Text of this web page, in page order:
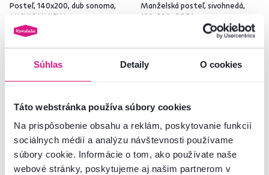
Súhlas Detaily O cookies
Táto webstránka používa súbory cookies
Na prispôsobenie obsahu a reklám, poskytovanie funkcií
sociálnych médií a analýzu návštevnosti používame
súbory cookie. Informácie o tom, ako používate naše
webové stránky, poskytujeme aj našim partnerom v
Posteľ, 140x200, dub sonoma,
MICHIGAN NEW
detailná
Manželská posteľ, sivohnedá,
180x200, OREA